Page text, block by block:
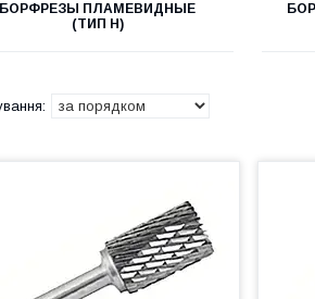
БОРФРЕЗЫ ПЛАМЕВИДНЫЕ
(ТИП Н)